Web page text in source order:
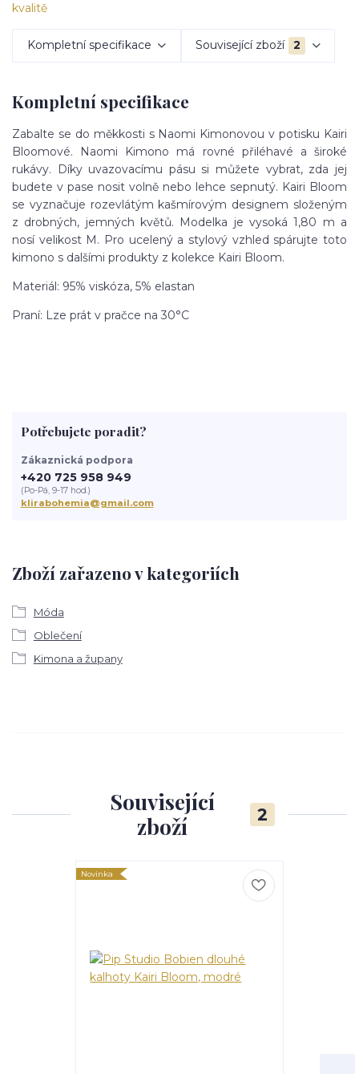
Kompletní specifikace Související zboží 2
Kompletní specifikace
Zabalte se do měkkosti s Naomi Kimonovou v potisku Kairi
Bloomové. Naomi Kimono má rovné přiléhavé a široké
rukávy. Díky uvazovacímu pásu si můžete vybrat, zda jej
budete v pase nosit volně nebo lehce sepnutý. Kairi Bloom
se vyznačuje rozevlátým kašmírovým designem složeným
z drobných, jemných květů. Modelka je vysoká 1,80 m a
nosí velikost M. Pro ucelený a stylový vzhled spárujte toto
kimono s dalšími produkty z kolekce Kairi Bloom.
Materiál: 95% viskóza, 5% elastan
Praní: Lze prát v pračce na 30°C
Zboží zařazeno v kategoriích
Móda
Oblečení
Kimona a župany
Potřebujete poradit?
Zákaznická podpora
+420 725 958 949
(Po-Pá, 9-17 hod.)
klirabohemia@gmail.com
Související
zboží
2
Novinka